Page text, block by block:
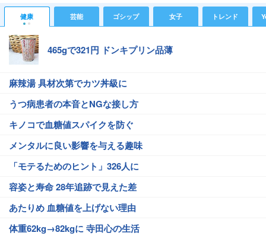
健康 芸能 ゴシップ 女子 トレンド
465gで321円 ドンキプリン品薄
麻辣湯 具材次第でカツ丼級に
うつ病患者の本音とNGな接し方
キノコで血糖値スパイクを防ぐ
メンタルに良い影響を与える趣味
「モテるためのヒント」326人に
容姿と寿命 28年追跡で見えた差
あたりめ 血糖値を上げない理由
体重62kg→82kgに 寺田心の生活